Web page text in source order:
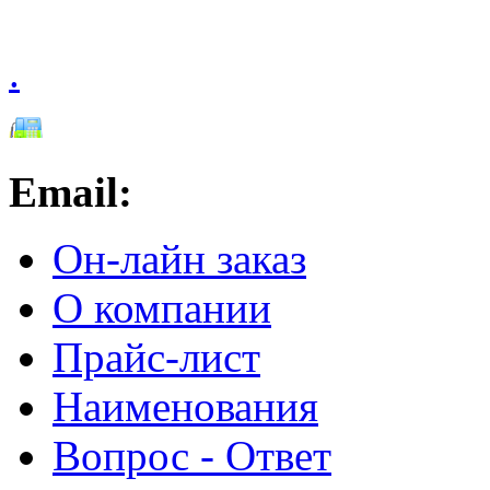
.
Email:
Он-лайн заказ
О компании
Прайс-лист
Наименования
Вопрос - Ответ